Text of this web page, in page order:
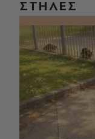
ΣΤΗΛΕΣ